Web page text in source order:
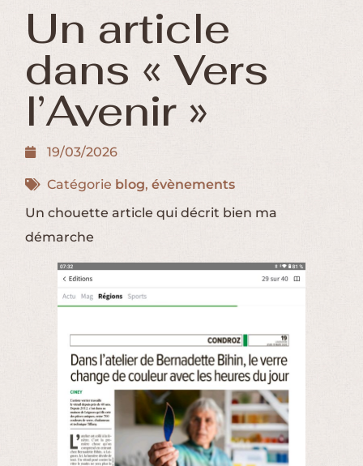
Un article
dans « Vers
l’Avenir »
19/03/2026
Catégorie blog,évènements
Un chouette article qui décrit bien ma
démarche